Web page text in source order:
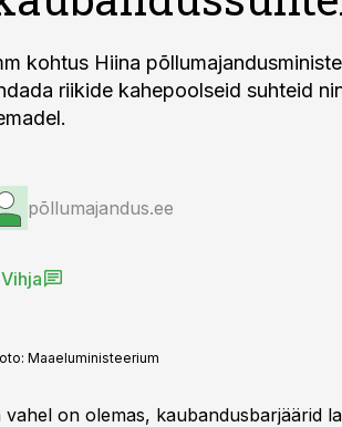
kohtus Hiina
riikide kahepoolseid suhteid
põllumajandus.ee
Vihja
Maaeluministeerium
vahel on olemas, kaubandusbarjäärid